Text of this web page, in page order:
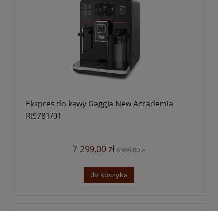
Ekspres do kawy Gaggia New Accademia
RI9781/01
7 299,00 zł8 999,00 zł
do koszyka